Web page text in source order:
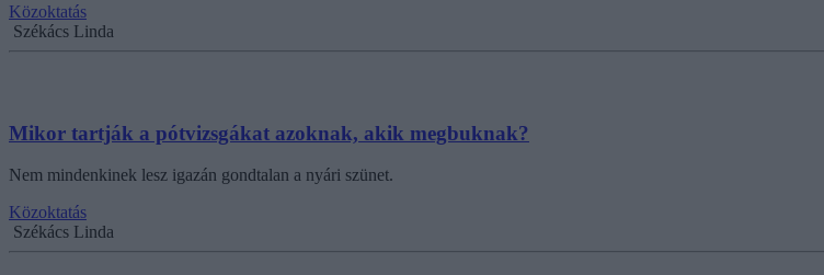
Közoktatás
Székács Linda
Mikor tartják a pótvizsgákat azoknak, akik megbuknak?
Nem mindenkinek lesz igazán gondtalan a nyári szünet.
Közoktatás
Székács Linda